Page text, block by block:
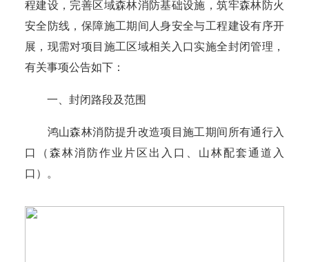
程建设，完善区域森林消防基础设施，筑牢森林防火
安全防线，保障施工期间人身安全与工程建设有序开
展，现需对项目施工区域相关入口实施全封闭管理，
有关事项公告如下：
一、封闭路段及范围
鸿山森林消防提升改造项目施工期间所有通行入
口（森林消防作业片区出入口、山林配套通道入
口）。